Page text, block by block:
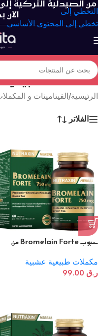
التخطي إلى
تخطي إلى المحتوى الأساسي
من الصيدلية التركية
مكملات طبيعية
الرئيسية/الفيتامينات و
الفلاتر
حبوب Bromelain Forte من
مكملات طبيعية عشبية
ر.ق